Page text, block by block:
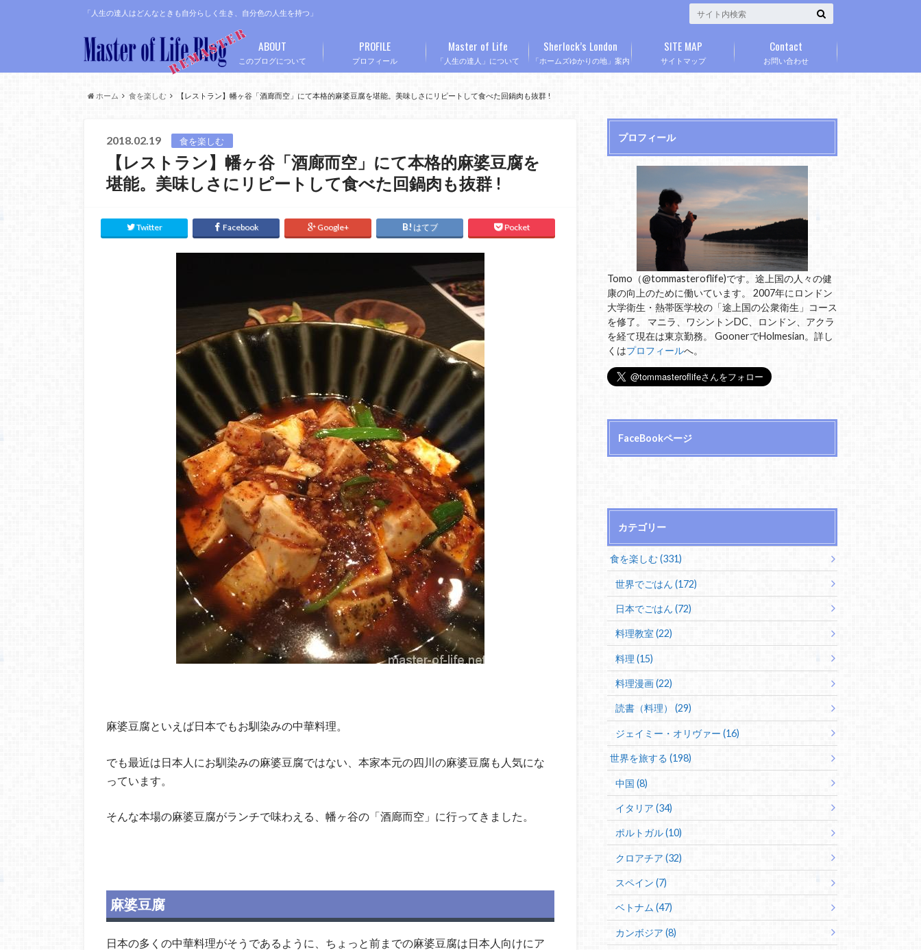
「人生の達人はどんなときも自分らしく生き、自分色の人生を持つ」
このブログについて
ABOUT
プロフィール
PROFILE
「人生の達人」について
Master of Life
「ホームズゆかりの地」案内
Sherlock’s London
サイトマップ
SITE MAP
お問い合わせ
Contact
ホーム 食を楽しむ 【レストラン】幡ヶ谷「酒廊而空」にて本格的麻婆豆腐を堪能。美味しさにリピートして食べた回鍋肉も抜群 !
2018.02.19 食を楽しむ
【レストラン】幡ヶ谷「酒廊而空」にて本格的麻婆豆腐を
堪能。美味しさにリピートして食べた回鍋肉も抜群 !
Twitter Facebook Google+ はてブ Pocket
麻婆豆腐といえば日本でもお馴染みの中華料理。
でも最近は日本人にお馴染みの麻婆豆腐ではない、本家本元の四川の麻婆豆腐も人気にな
っています。
そんな本場の麻婆豆腐がランチで味わえる、幡ヶ谷の「酒廊而空」に行ってきました。
麻婆豆腐
日本の多くの中華料理がそうであるように、ちょっと前までの麻婆豆腐は日本人向けにア
プロフィール
Tomo（@tommasteroflife)です。途上国の人々の健
康の向上のために働いています。 2007年にロンドン
大学衛生・熱帯医学校の「途上国の公衆衛生」コース
を修了。 マニラ、ワシントンDC、ロンドン、アクラ
を経て現在は東京勤務。 GoonerでHolmesian。詳し
くはプロフィールへ。
FaceBookページ
カテゴリー
食を楽しむ (331)
世界でごはん (172)
日本でごはん (72)
料理教室 (22)
料理 (15)
料理漫画 (22)
読書（料理） (29)
ジェイミー・オリヴァー (16)
世界を旅する (198)
中国 (8)
イタリア (34)
ポルトガル (10)
クロアチア (32)
スペイン (7)
ベトナム (47)
カンボジア (8)